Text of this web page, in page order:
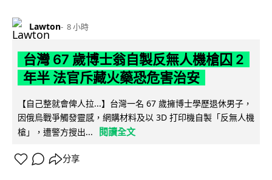
Lawton 8 小時
台灣 67 歲博士翁自製反無人機槍囚 2
年半 法官斥藏火藥恐危害治安
【自己整就會俾人拉...】台灣一名 67 歲擁博士學歷退休男子，
因俄烏戰爭觸發靈感，網購材料及以 3D 打印機自製「反無人機
槍」，遭警方搜出...
閱讀全文
分享